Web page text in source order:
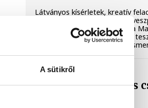
A sütikről
Látványos kísérletek, kreatív
élmény várja a gyerekeket a
Labsben. Videónkban Balassa
vezetője mutatja be, hogyan
természettudományok
Augusztus 12-én
napfogyatkozás és